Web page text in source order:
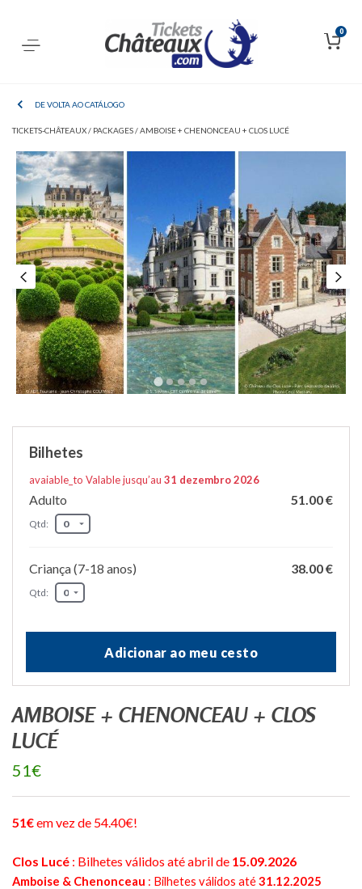
0
DE VOLTA AO CATÁLOGO
TICKETS-CHÂTEAUX / PACKAGES /AMBOISE + CHENONCEAU + CLOS LUCÉ
Bilhetes
avaiable_to Valable jusqu’au 31 dezembro 2026
Adulto 51.00 €
Qtd:
Criança (7-18 anos) 38.00 €
Qtd:
Adicionar ao meu cesto
AMBOISE + CHENONCEAU + CLOS
LUCÉ
51€
51€em vez de 54.40€!
Clos Lucé : Bilhetes válidos até abril de 15.09.2026
Amboise & Chenonceau : Bilhetes válidos até31.12.2025